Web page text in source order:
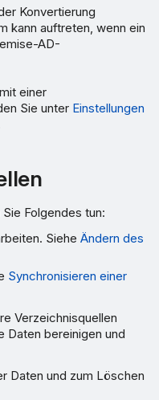
Konvertierung
kann auftreten, wenn ein
AD-
einer
Sie unter Einstellungen
Folgendes tun:
SieheÄndern des
Synchronisieren einer
Verzeichnisquellen
Daten bereinigen und
Daten und zum Löschen